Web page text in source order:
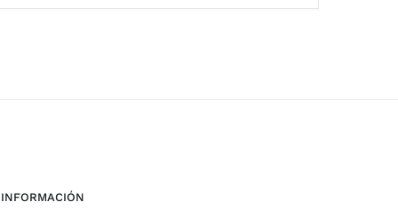
INFORMACIÓN